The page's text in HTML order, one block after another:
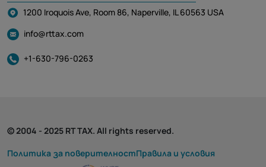
1200 Iroquois Ave, Room 86, Naperville, IL 60563 USA
info@rttax.com
+1-630-796-0263
© 2004 - 2025 RT TAX. All rights reserved.
Политика за поверителностПравила и условия